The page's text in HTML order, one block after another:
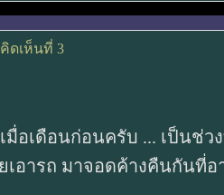
ดเห็นที่ 3
มื่อเดือนก่อนครับ ... เป็นช่
เอารถ มาจอดค้างคืนกันที่